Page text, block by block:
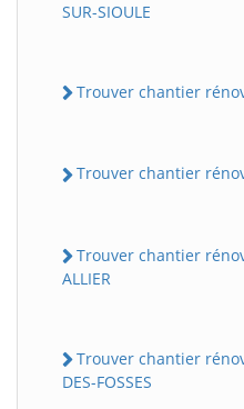
SUR-SIOULE
Trouver chantier
Trouver chantier
Trouver chantier
ALLIER
Trouver chantier
DES-FOSSES